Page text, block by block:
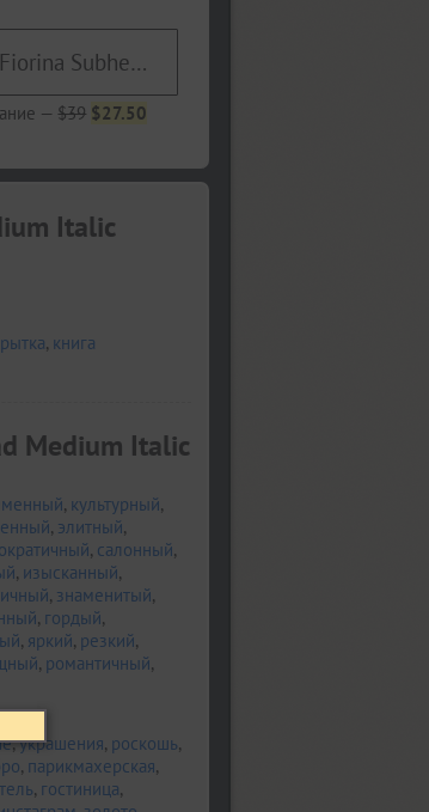
Купить шрифт Fiorina Subhead Medium Italic
— $39 $27.50
Italic
, книга
Medium Italic
, культурный,
, элитный,
, салонный,
, изысканный,
, знаменитый,
, гордый,
, яркий, резкий,
, романтичный,
,украшения, роскошь,
, парикмахерская,
, гостиница,